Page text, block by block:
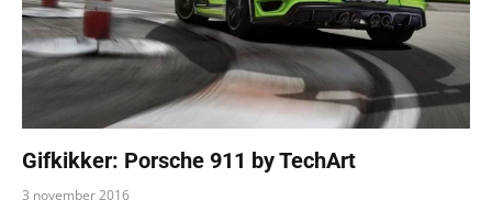
Gifkikker: Porsche 911 by TechArt
3 november 2016